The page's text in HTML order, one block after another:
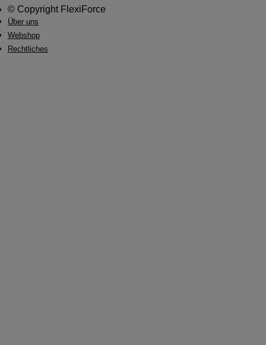
© Copyright FlexiForce
Über uns
Webshop
Rechtliches